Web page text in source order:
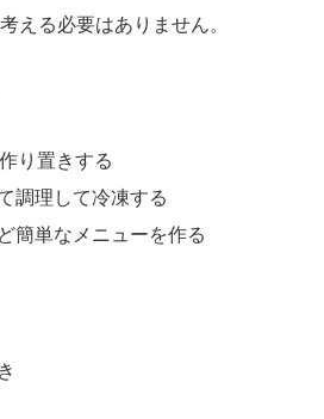
える必要はありません。
り置きする
調理して冷凍する
簡単なメニューを作る